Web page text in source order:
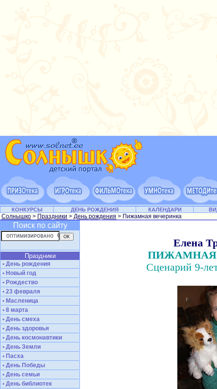
КОНКУРСЫ ДЕНЬ РОЖДЕНИЯ КАЛЕНДАРИ
Солнышко > Праздники > День рождения > Пижамная вечеринка
Поиск по сайту
Праздники
• День рождения
• Новый год
• Рождество
• 23 февраля
• Масленица
• 8 марта
• День смеха
• День здоровья
• День космонавтики
• День Земли
• Пасха
• День Победы
• День семьи
• День библиотек
Елена
ПИЖАМНАЯ
Сценарий 9-